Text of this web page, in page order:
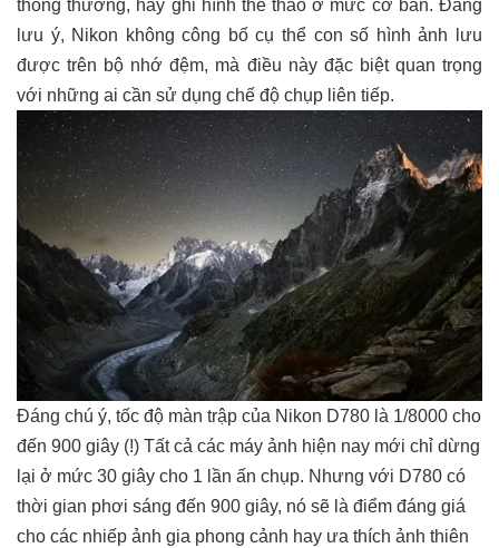
thông thường, hay ghi hình thể thao ở mức cơ bản. Đáng
lưu ý, Nikon không công bố cụ thể con số hình ảnh lưu
được trên bộ nhớ đệm, mà điều này đặc biệt quan trọng
với những ai cần sử dụng chế độ chụp liên tiếp.
Đáng chú ý, tốc độ màn trập của Nikon D780 là 1/8000 cho
đến 900 giây (!) Tất cả các máy ảnh hiện nay mới chỉ dừng
lại ở mức 30 giây cho 1 lần ấn chụp. Nhưng với D780 có
thời gian phơi sáng đến 900 giây, nó sẽ là điểm đáng giá
cho các nhiếp ảnh gia phong cảnh hay ưa thích ảnh thiên